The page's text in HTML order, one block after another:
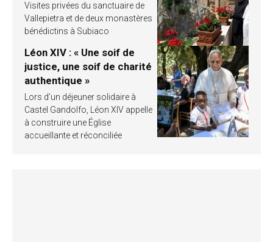
Visites privées du sanctuaire de
Vallepietra et de deux monastères
bénédictins à Subiaco
Léon XIV : « Une soif de
justice, une soif de charité
authentique »
Lors d’un déjeuner solidaire à
Castel Gandolfo, Léon XIV appelle
à construire une Église
accueillante et réconciliée